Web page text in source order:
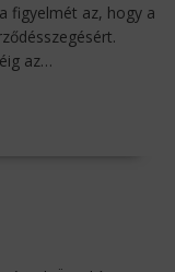
figyelmét az, hogy a
az…